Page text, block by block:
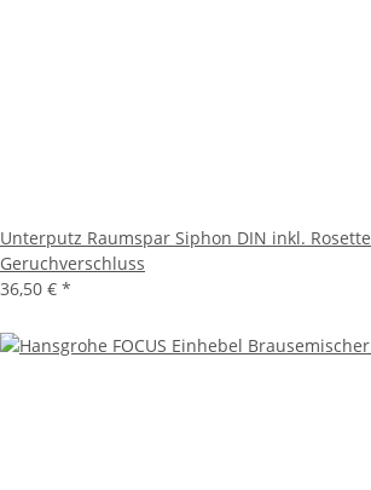
Unterputz Raumspar Siphon DIN inkl.
Geruchverschluss
36,50 € *